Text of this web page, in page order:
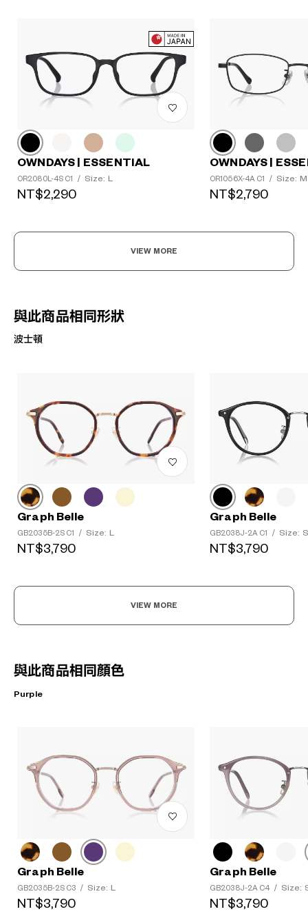
OWNDAYS | ESSENTIAL
OR2080L-4S C1 / Size: L
NT$2,290
OWNDAYS |
OR1056X-4A C1 / Size: M
NT$2,790
VIEW MORE
與此商品相同形狀
波士頓
Graph Belle
GB2035B-2S C1 / Size: L
NT$3,790
Graph Belle
GB2038J-2A C1 / Size: S
NT$3,790
VIEW MORE
與此商品相同顏色
Purple
Graph Belle
GB2035B-2S C3 / Size: L
NT$3,790
Graph Belle
GB2038J-2A C4 / Size:
NT$3,790